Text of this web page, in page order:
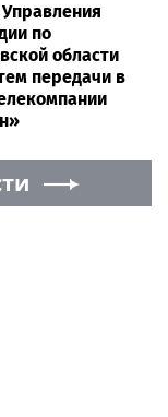
по
области
передачи в